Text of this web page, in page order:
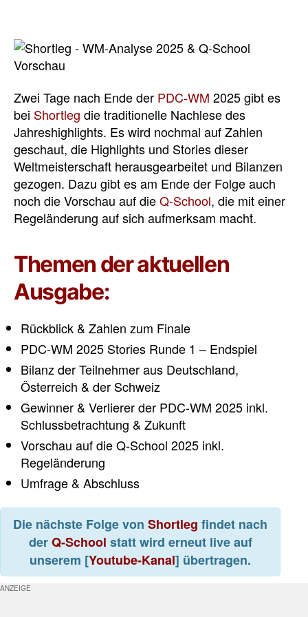
Zwei Tage nach Ende der PDC-WM 2025 gibt es
bei Shortleg die traditionelle Nachlese des
Jahreshighlights. Es wird nochmal auf Zahlen
geschaut, die Highlights und Stories dieser
Weltmeisterschaft herausgearbeitet und Bilanzen
gezogen. Dazu gibt es am Ende der Folge auch
noch die Vorschau auf dieQ-School, die mit einer
Regeländerung auf sich aufmerksam macht.
Themen der aktuellen
Ausgabe:
Rückblick & Zahlen zum Finale
PDC-WM 2025 Stories Runde 1 – Endspiel
Bilanz der Teilnehmer aus Deutschland,
Österreich & der Schweiz
Gewinner & Verlierer der PDC-WM 2025 inkl.
Schlussbetrachtung & Zukunft
Vorschau auf die Q-School 2025 inkl.
Regeländerung
Umfrage & Abschluss
Die nächste Folge von Shortleg findet nach
derQ-School statt wird erneut live auf
unserem [Youtube-Kanal] übertragen.